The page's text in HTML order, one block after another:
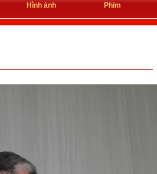
Hình ảnh Phim